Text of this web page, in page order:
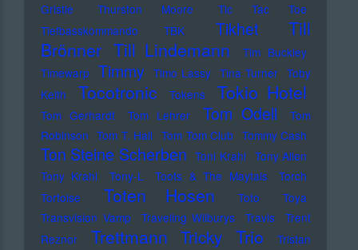
Gristle
Thurston Moore
Tic Tac Toe
Tiefbasskommando TBK
Tikhet
Till
Brönner Till Lindemann
Tim Buckley
Timewarp Timmy Timo Lassy Tina Turner Toby
Keith
Tocotronic Tokens Tokio Hotel
Tom Gerhardt Tom Lehrer Tom Odell
Tom
Robinson Tom T. Hall Tom Tom Club Tommy Cash
Ton Steine Scherben Toni Krahl Tony Allen
Tony Krahl
Tony-L Toots & The Maytals
Torch
Tortoise
Toten Hosen Toto
Toya
Transvision Vamp
Traveling Wilburys Travis
Trent
Reznor
Trettmann Tricky Trio
Tristan